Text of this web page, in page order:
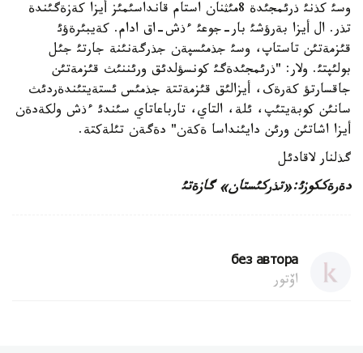
وسئ کذنئ ذرئمجئدة 8مئثنان استام قانداسئمئز أيزا کةزةگئندة
تذر. ال أيزا بةرؤشئ بار-جوعئ ءذش-اق ادام. کةيبئرةؤئ
قئزمةتئن تاستاپ، وسئ جذمئسپةن جذرگةنئنة جارتئ جئل
بولئپتئ. ولار: "ذرئمجئدةگئ کونسؤلدئق ورئننئث قئزمةتئن
جاقسارتؤ کةرةک، أيزالئق قئزمةتتة جذمئس ئستةيتئندةردئث
سانئن کوبةيتئپ، ئلة، التاي، تارباعاتاي سئندئ ءذش ولکةدةن
أيزا اشاتئن ورئن دايئنداسا ةکةن" دةگةن تئلةکتة.
گذلنار لاقادئل
دةرةككوزئ:«تذركئستان» گازةتئ
без автора
اۆتور